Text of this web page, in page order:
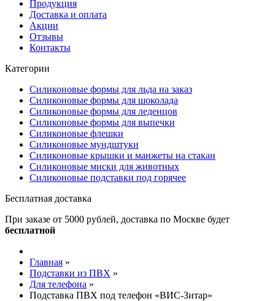
Продукция
Доставка и оплата
Акции
Отзывы
Контакты
Категории
Силиконовые формы для льда на заказ
Силиконовые формы для шоколада
Силиконовые формы для леденцов
Силиконовые формы для выпечки
Силиконовые флешки
Силиконовые мундштуки
Силиконовые крышки и манжеты на стакан
Силиконовые миски для животных
Силиконовые подставки под горячее
Бесплатная доставка
При заказе от 5000 рублей, доставка по Москве будет
бесплатной
Главная »
Подставки из ПВХ »
Для телефона »
Подставка ПВХ под телефон «ВИС-Зитар»